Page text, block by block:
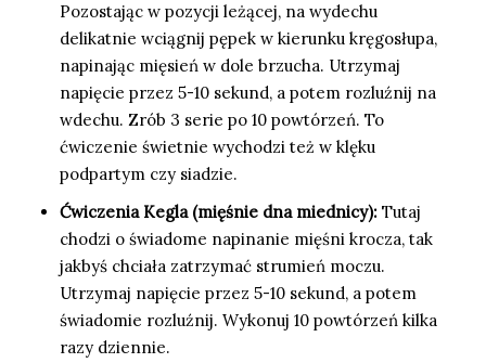
Pozostając w pozycji leżącej, na wydechu
delikatnie wciągnij pępek w kierunku kręgosłupa,
napinając mięsień w dole brzucha. Utrzymaj
napięcie przez 5-10 sekund, a potem rozluźnij na
wdechu. Zrób 3 serie po 10 powtórzeń. To
ćwiczenie świetnie wychodzi też w klęku
podpartym czy siadzie.
Ćwiczenia Kegla (mięśnie dna miednicy): Tutaj
chodzi o świadome napinanie mięśni krocza, tak
jakbyś chciała zatrzymać strumień moczu.
Utrzymaj napięcie przez 5-10 sekund, a potem
świadomie rozluźnij. Wykonuj 10 powtórzeń kilka
razy dziennie.